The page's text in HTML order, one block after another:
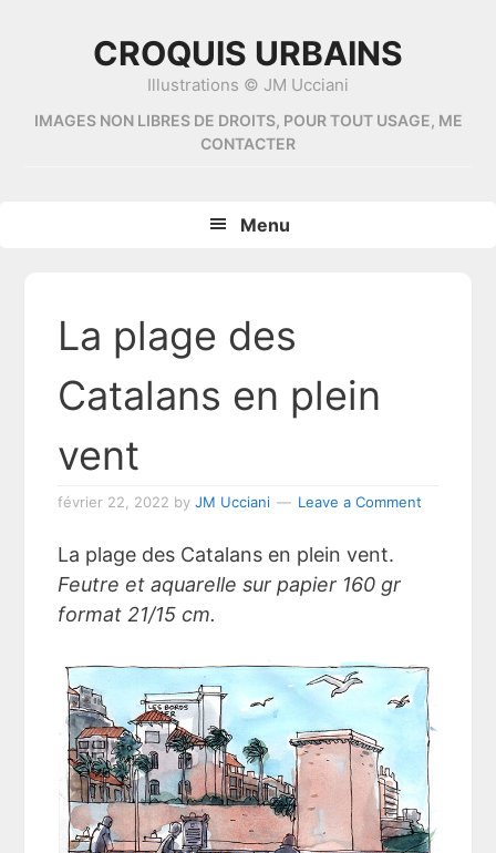
CROQUIS URBAINS
Illustrations © JM Ucciani
IMAGES NON LIBRES DE DROITS, POUR TOUT USAGE, ME
CONTACTER
Menu
La plage des
Catalans en plein
vent
février 22, 2022 byJM Ucciani Leave a Comment
La plage des Catalans en plein vent.
Feutre et aquarelle sur papier 160 gr
format 21/15 cm.